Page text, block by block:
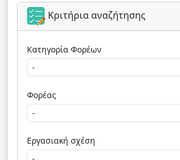
Κριτήρια αναζήτησης
Κατηγορία Φορέων
Φορέας
Εργασιακή σχέση